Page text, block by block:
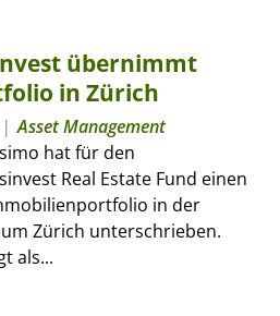
übernimmt
in Zürich
Asset Management
hat für den
Real Estate Fund einen
in der
Zürich unterschrieben.
als...